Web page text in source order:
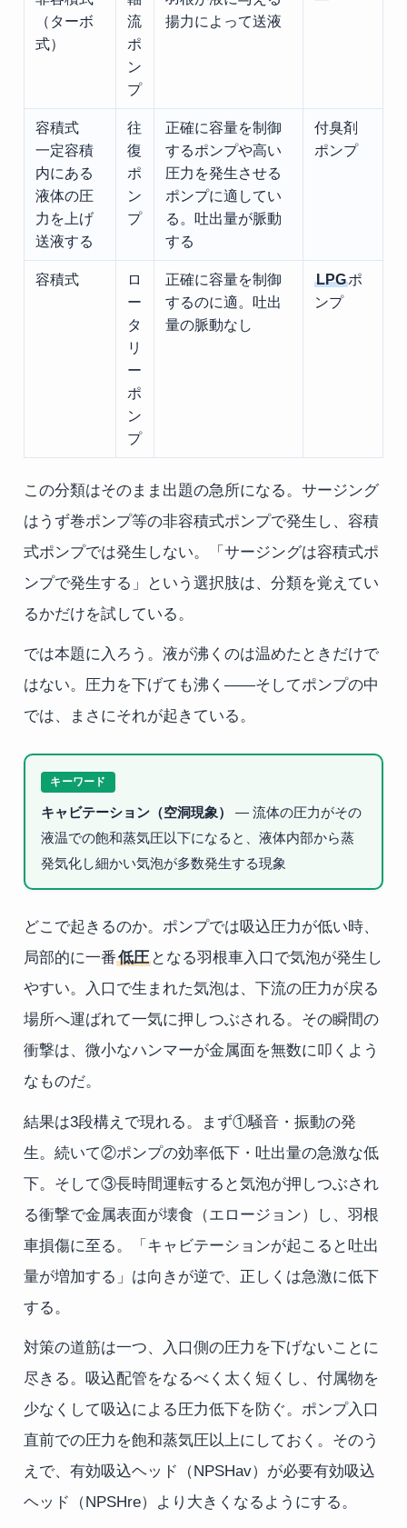
（ターボ
式）
流
ポ
ン
プ
揚力によって送液
容積式
一定容積
内にある
液体の圧
力を上げ
送液する
往
復
ポ
ン
プ
正確に容量を制御
するポンプや高い
圧力を発生させる
ポンプに適してい
る。吐出量が脈動
する
付臭剤
ポンプ
容積式
ロ
ー
タ
リ
ー
ポ
ン
プ
正確に容量を制御
するのに適。吐出
量の脈動なし
LPGポ
ンプ
この分類はそのまま出題の急所になる。サージング
はうず巻ポンプ等の非容積式ポンプで発生し、容積
式ポンプでは発生しない。「サージングは容積式ポ
ンプで発生する」という選択肢は、分類を覚えてい
るかだけを試している。
では本題に入ろう。液が沸くのは温めたときだけで
はない。圧力を下げても沸く——そしてポンプの中
では、まさにそれが起きている。
キーワード
キャビテーション（空洞現象）
— 流体の圧力がその
液温での飽和蒸気圧以下になると、液体内部から蒸
発気化し細かい気泡が多数発生する現象
どこで起きるのか。ポンプでは吸込圧力が低い時、
局部的に一番低圧となる羽根車入口で気泡が発生し
やすい。入口で生まれた気泡は、下流の圧力が戻る
場所へ運ばれて一気に押しつぶされる。その瞬間の
衝撃は、微小なハンマーが金属面を無数に叩くよう
なものだ。
結果は3段構えで現れる。まず①騒音・振動の発
生。続いて②ポンプの効率低下・吐出量の急激な低
下。そして③長時間運転すると気泡が押しつぶされ
る衝撃で金属表面が壊食（エロージョン）し、羽根
車損傷に至る。「キャビテーションが起こると吐出
量が増加する」は向きが逆で、正しくは急激に低下
する。
対策の道筋は一つ、入口側の圧力を下げないことに
尽きる。吸込配管をなるべく太く短くし、付属物を
少なくして吸込による圧力低下を防ぐ。ポンプ入口
直前での圧力を飽和蒸気圧以上にしておく。そのう
えで、有効吸込ヘッド（NPSHav）が必要有効吸込
ヘッド（NPSHre）より大きくなるようにする。